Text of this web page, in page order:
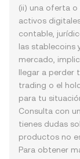
(ii) una oferta
activos
contable,
las stablecoins
mercado,
llegar a perder
trading o el
para tu
Consulta con
tienes dudas
productos no
Para obtener